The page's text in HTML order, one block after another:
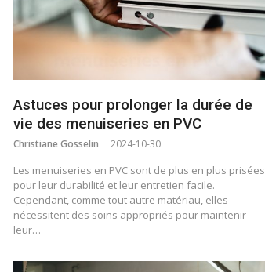
Astuces pour prolonger la durée de
vie des menuiseries en PVC
Christiane Gosselin 2024-10-30
Les menuiseries en PVC sont de plus en plus prisées
pour leur durabilité et leur entretien facile.
Cependant, comme tout autre matériau, elles
nécessitent des soins appropriés pour maintenir
leur…